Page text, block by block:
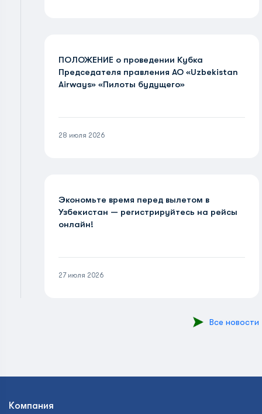
ПОЛОЖЕНИЕ о проведении Кубка
Председателя правления АО «Uzbekistan
Airways» «Пилоты будущего»
28 июля 2026
Экономьте время перед вылетом в
Узбекистан — регистрируйтесь на рейсы
онлайн!
27 июля 2026
Все новости
Компания